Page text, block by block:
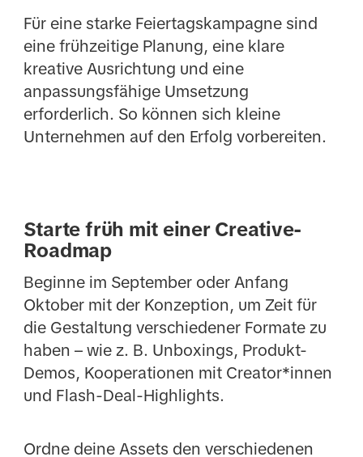
Für eine starke Feiertagskampagne sind
eine frühzeitige Planung, eine klare
kreative Ausrichtung und eine
anpassungsfähige Umsetzung
erforderlich. So können sich kleine
Unternehmen auf den Erfolg vorbereiten.
Starte früh mit einer Creative-
Roadmap
Beginne im September oder Anfang
Oktober mit der Konzeption, um Zeit für
die Gestaltung verschiedener Formate zu
haben – wie z. B. Unboxings, Produkt-
Demos, Kooperationen mit Creator*innen
und Flash-Deal-Highlights.
Ordne deine Assets den verschiedenen